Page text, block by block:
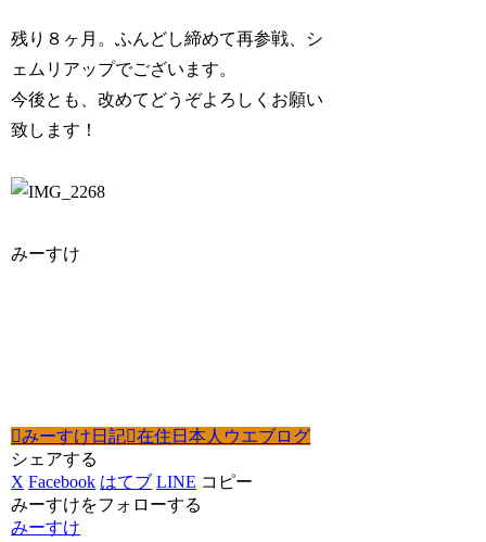
残り８ヶ月。ふんどし締めて再参戦、シ
ェムリアップでございます。
今後とも、改めてどうぞよろしくお願い
致します！
みーすけ
みーすけ日記 在住日本人ウエブログ
シェアする
X Facebook はてブ LINE コピー
みーすけをフォローする
みーすけ